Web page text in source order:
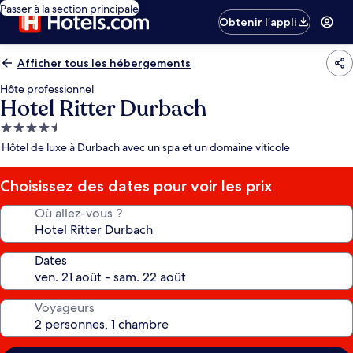
Passer à la section principale
Obtenir l’appli
Afficher tous les hébergements
Hôte professionnel
Hotel Ritter Durbach
Hébergement
4.5 étoiles
Hôtel de luxe à Durbach avec un spa et un domaine viticole
Choisissez des dates pour voir les prix
Où allez-vous ?
Dates
Voyageurs